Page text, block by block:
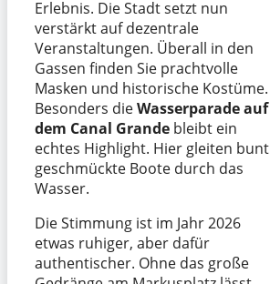
Erlebnis. Die Stadt setzt nun
verstärkt auf dezentrale
Veranstaltungen. Überall in den
Gassen finden Sie prachtvolle
Masken und historische Kostüme.
Besonders dieWasserparade auf
dem Canal Grande bleibt ein
echtes Highlight. Hier gleiten bunt
geschmückte Boote durch das
Wasser.
Die Stimmung ist im Jahr 2026
etwas ruhiger, aber dafür
authentischer. Ohne das große